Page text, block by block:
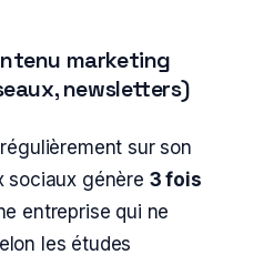
marketing
newsletters)
sur son
sociaux génère 3 fois
entreprise qui ne
les études